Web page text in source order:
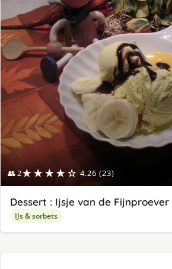
👥 2★★★★☆ 4.26 (23)
Dessert : Ijsje van de Fijnproever
IJs & sorbets